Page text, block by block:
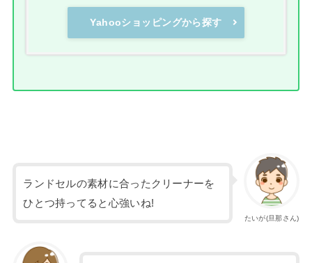
Yahooショッピングから探す
たいが(旦那さん)
ランドセルの素材に合ったクリーナーを
ひとつ持ってると心強いね!